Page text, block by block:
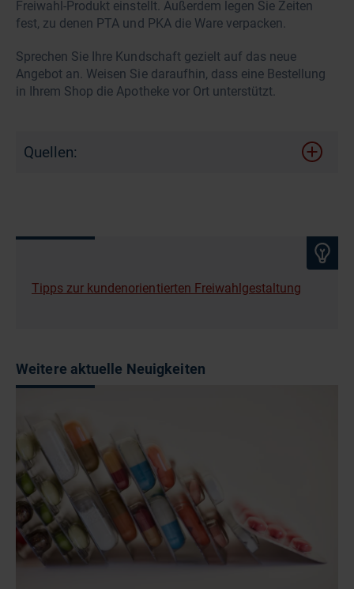
Freiwahl-Produkt einstellt. Außerdem legen Sie Zeiten
fest, zu denen PTA und PKA die Ware verpacken.
Sprechen Sie Ihre Kundschaft gezielt auf das neue
Angebot an. Weisen Sie daraufhin, dass eine Bestellung
in Ihrem Shop die Apotheke vor Ort unterstützt.
Quellen:
Tipps zur kundenorientierten Freiwahlgestaltung
Weitere aktuelle Neuigkeiten